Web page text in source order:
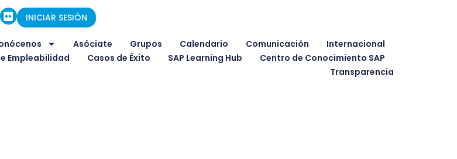
INICIAR SESIÓN
Asóciate Grupos Calendario Comunicación
Internacional
Empleabilidad
Casos de Éxito SAP Learning Hub
Centro de Conocimiento SAP
Transparencia